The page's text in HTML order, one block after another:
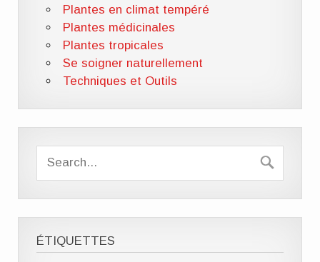
Plantes en climat tempéré
Plantes médicinales
Plantes tropicales
Se soigner naturellement
Techniques et Outils
ÉTIQUETTES